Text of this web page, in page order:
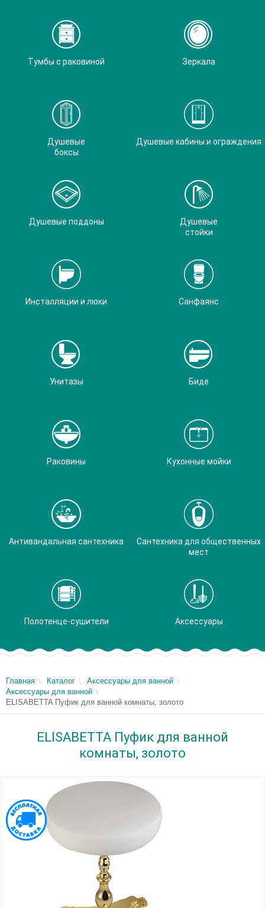
Тумбы с раковиной Зеркала
Душевые
боксы
Душевые кабины и ограждения
Душевые поддоны
Душевые
стойки
Инсталляции и люки Санфаянс
Унитазы Биде
Раковины Кухонные мойки
Антивандальная сантехника
Сантехника для общественных
мест
Полотенце-сушители Аксессуары
Главная Каталог
Аксессуары для ванной
Аксессуары для ванной
ELISABETTA Пуфик для ванной комнаты, золото
ELISABETTA Пуфик для ванной
комнаты, золото